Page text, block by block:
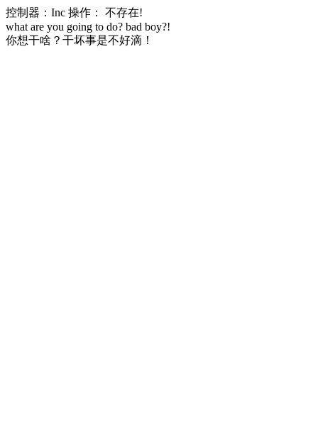
控制器：Inc 操作： 不存在!
what are you going to do? bad boy?!
你想干啥？干坏事是不好滴！